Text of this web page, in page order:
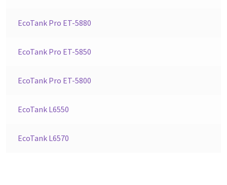
EcoTank Pro ET-5880
EcoTank Pro ET-5850
EcoTank Pro ET-5800
EcoTank L6550
EcoTank L6570